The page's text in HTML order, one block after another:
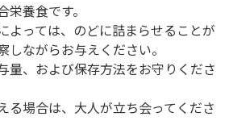
栄養食です。
よっては、のどに詰まらせることが
しながらお与えください。
量、および保存方法をお守りくださ
る場合は、大人が立ち会ってくださ